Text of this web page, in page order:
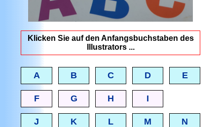
Klicken Sie auf den Anfangsbuchstaben des
Illustrators ...
A B C D E
F G H I
J K L M N